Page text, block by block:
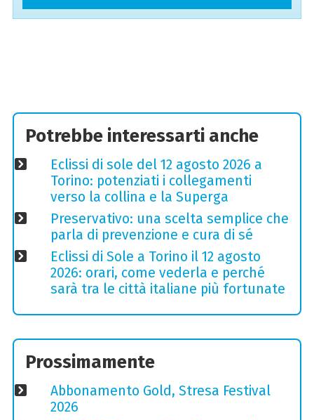
Potrebbe interessarti anche
Eclissi di sole del 12 agosto 2026 a
Torino: potenziati i collegamenti
verso la collina e la Superga
Preservativo: una scelta semplice che
parla di prevenzione e cura di sé
Eclissi di Sole a Torino il 12 agosto
2026: orari, come vederla e perché
sarà tra le città italiane più fortunate
Prossimamente
Abbonamento Gold, Stresa Festival
2026